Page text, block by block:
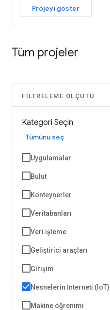
Projeyi göster
Tüm projeler
FILTRELEME ÖLÇÜTÜ
Kategori Seçin
Tümünü seç
Uygulamalar
Bulut
Konteynerler
Veritabanları
Veri işleme
Geliştirici araçları
Girişim
Nesnelerin İnterneti (IoT)
Makine öğrenimi